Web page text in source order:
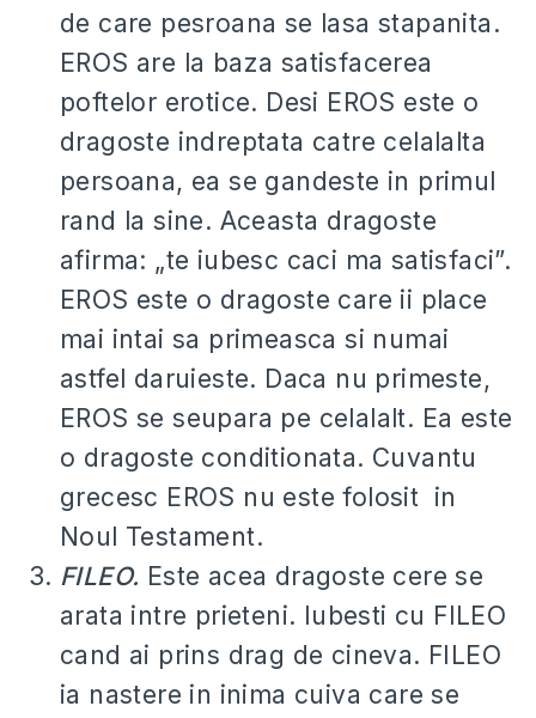
de care pesroana se lasa stapanita.
EROS are la baza satisfacerea
poftelor erotice. Desi EROS este o
dragoste indreptata catre celalalta
persoana, ea se gandeste in primul
rand la sine. Aceasta dragoste
afirma: „te iubesc caci ma satisfaci”.
EROS este o dragoste care ii place
mai intai sa primeasca si numai
astfel daruieste. Daca nu primeste,
EROS se seupara pe celalalt. Ea este
o dragoste conditionata. Cuvantu
grecesc EROS nu este folosit in
Noul Testament.
FILEO. Este acea dragoste cere se
arata intre prieteni. Iubesti cu FILEO
cand ai prins drag de cineva. FILEO
ia nastere in inima cuiva care se